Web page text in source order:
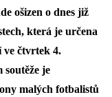
ošizen o dnes již
která je určena
ve čtvrtek 4.
soutěže je
malých fotbalistů